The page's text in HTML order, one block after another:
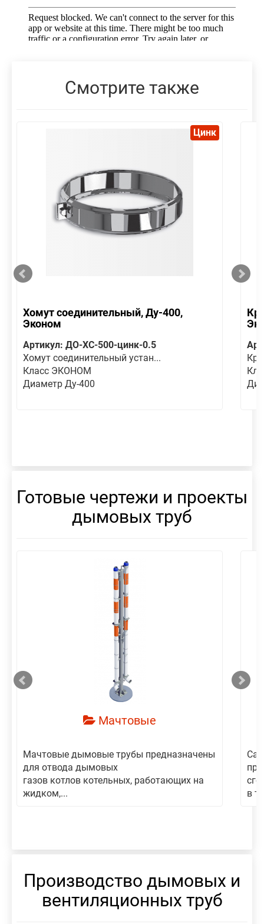
Смотрите также
Цинк
Хомут соединительный, Ду-400,
Эконом
Артикул: ДО-ХС-500-цинк-0.5
Хомут соединительный устан...
Класс ЭКОНОМ
Диаметр Ду-400
Готовые чертежи и проекты
дымовых труб
Мачтовые
Мачтовые дымовые трубы предназначены
для отвода дымовых
газов котлов котельных, работающих на
жидком,...
в
Производство дымовых и
вентиляционных труб